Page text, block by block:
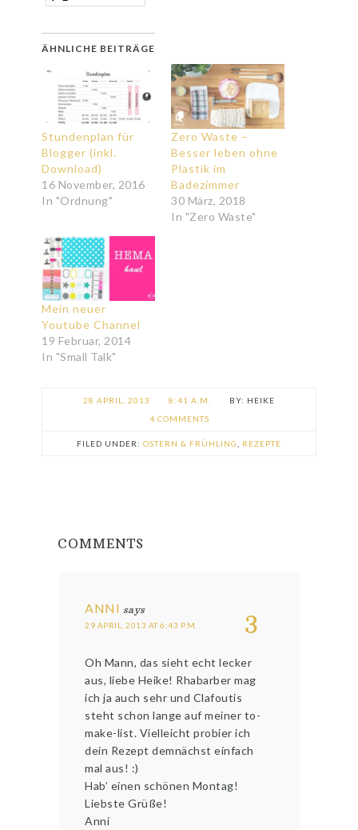
ÄHNLICHE BEITRÄGE
Stundenplan für
Blogger (inkl.
Download)
16 November, 2016
In "Ordnung"
Zero Waste –
Besser leben ohne
Plastik im
Badezimmer
30 März, 2018
In "Zero Waste"
Mein neuer
Youtube Channel
19 Februar, 2014
In "Small Talk"
28 APRIL, 2013 8:41 A.M.
HEIKE
4 COMMENTS
FILED UNDER: OSTERN & FRÜHLING REZEPTE
COMMENTS
3
ANNI says
29 APRIL, 2013 AT 6:43 P.M.
Oh Mann, das sieht echt lecker
aus, liebe Heike! Rhabarber mag
ich ja auch sehr und Clafoutis
steht schon lange auf meiner to-
make-list. Vielleicht probier ich
dein Rezept demnächst einfach
mal aus! :)
Hab’ einen schönen Montag!
Liebste Grüße!
Anni